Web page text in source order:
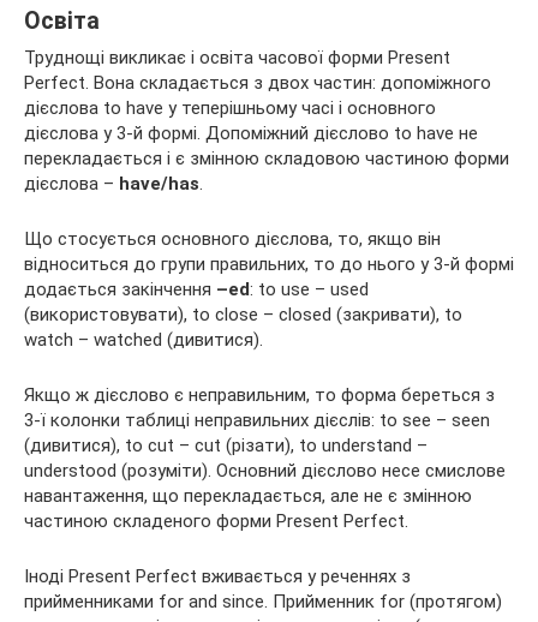
Освіта
Труднощі викликає і освіта часової форми Present
Perfect. Вона складається з двох частин: допоміжного
дієслова to have у теперішньому часі і основного
дієслова у 3-й формі. Допоміжний дієслово to have не
перекладається і є змінною складовою частиною форми
дієслова – have/has.
Що стосується основного дієслова, то, якщо він
відноситься до групи правильних, то до нього у 3-й формі
додається закінчення –ed: to use – used
(використовувати), to close – closed (закривати), to
watch – watched (дивитися).
Якщо ж дієслово є неправильним, то форма береться з
3-ї колонки таблиці неправильних дієслів: to see – seen
(дивитися), to cut – cut (різати), to understand –
understood (розуміти). Основний дієслово несе смислове
навантаження, що перекладається, але не є змінною
частиною складеного форми Present Perfect.
Іноді Present Perfect вживається у реченнях з
прийменниками for and since. Прийменник for (протягом)